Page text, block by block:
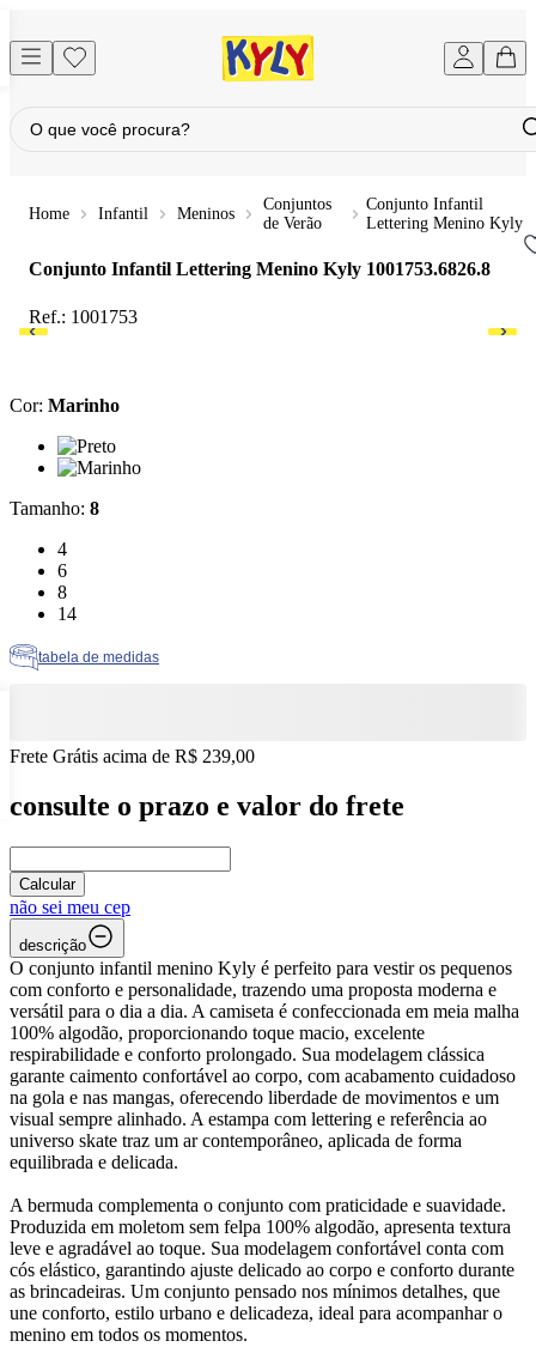
Infantil Meninos
Conjuntos
de Verão
Conjunto Infantil
Lettering Menino Kyly
Conjunto Infantil Lettering Menino Kyly 1001753.6826.8
Ref.: 1001753
Cor: Marinho
Cor: Preto
Cor: Marinho
Tamanho: 8
Tamanho: 4
4
Tamanho: 6
6
Tamanho: 8
8
Tamanho: 14
14
tabela de medidas
Frete Grátis acima de R$ 239,00
consulte o prazo e valor do frete
Calcular
não sei meu cep
descrição
O conjunto infantil menino Kyly é perfeito para vestir os pequenos
com conforto e personalidade, trazendo uma proposta moderna e
versátil para o dia a dia. A camiseta é confeccionada em meia malha
100% algodão, proporcionando toque macio, excelente
respirabilidade e conforto prolongado. Sua modelagem clássica
garante caimento confortável ao corpo, com acabamento cuidadoso
na gola e nas mangas, oferecendo liberdade de movimentos e um
visual sempre alinhado. A estampa com lettering e referência ao
universo skate traz um ar contemporâneo, aplicada de forma
equilibrada e delicada.
A bermuda complementa o conjunto com praticidade e suavidade.
Produzida em moletom sem felpa 100% algodão, apresenta textura
leve e agradável ao toque. Sua modelagem confortável conta com
cós elástico, garantindo ajuste delicado ao corpo e conforto durante
as brincadeiras. Um conjunto pensado nos mínimos detalhes, que
une conforto, estilo urbano e delicadeza, ideal para acompanhar o
menino em todos os momentos.